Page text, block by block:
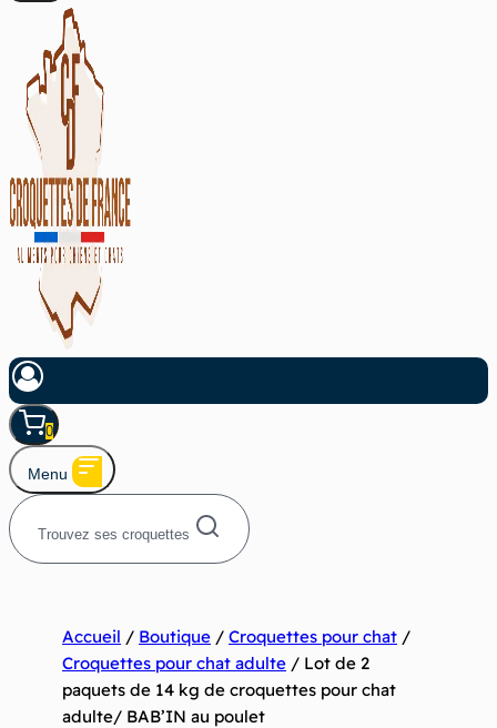
0
Menu
Trouvez ses croquettes
Accueil / Boutique / Croquettes pour chat /
Croquettes pour chat adulte / Lot de 2
paquets de 14 kg de croquettes pour chat
adulte/ BAB’IN au poulet